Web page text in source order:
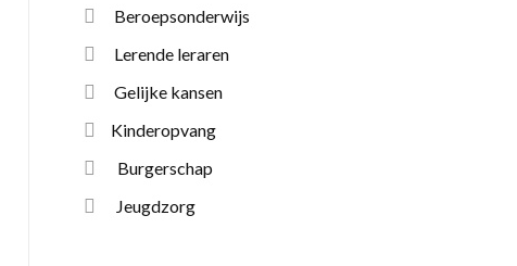
Beroepsonderwijs
Lerende leraren
Gelijke kansen
Kinderopvang
Burgerschap
Jeugdzorg